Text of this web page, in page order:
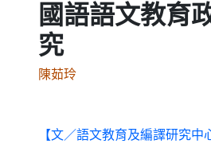
國語語文教育
究
陳茹玲
【文／語文教育及編譯研究